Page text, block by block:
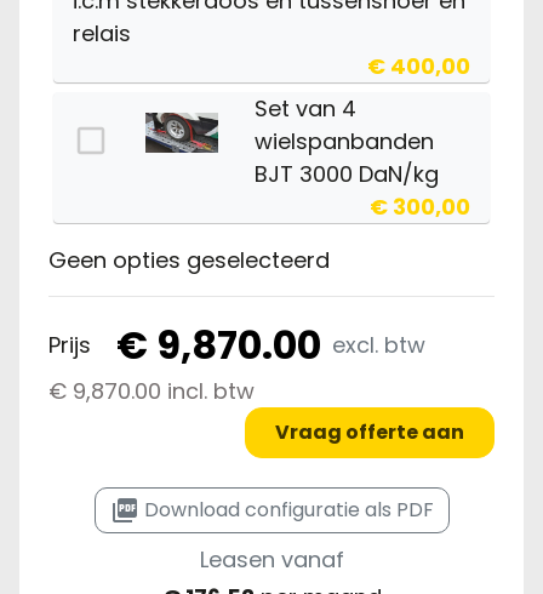
relais
€ 400,00
Set van 4
wielspanbanden
BJT 3000 DaN/kg
€ 300,00
Aanrijblokkering
€ 210,00
met laag profiel
€ 280,00
Verlengde
oprijplaten 2.35m
Geen opties geselecteerd
Prijs € 9,870.00 excl. btw
€ 9,870.00 incl. btw
Vraag offerte aan
picture_as_pdf Download configuratie als PDF
Leasen vanaf